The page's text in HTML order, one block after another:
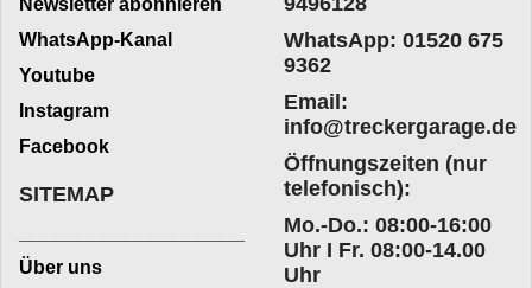
Newsletter abonnieren
WhatsApp-Kanal
Youtube
Instagram
Facebook
WhatsApp: 01520 675
9362
Email:
info@treckergarage.de
Öffnungszeiten (nur
telefonisch):
Mo.-Do.: 08:00-16:00
Uhr I Fr. 08:00-14.00
Uhr
SITEMAP
Über uns